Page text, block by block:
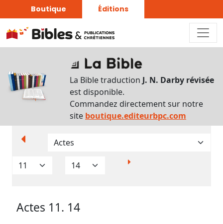
Boutique Éditions
La Bible traduction J. N. Darby révisée
est disponible.
Commandez directement sur notre
site boutique.editeurbpc.com
Actes 11. 14
d’affichage
Par
verset
Translittérations
Analyse